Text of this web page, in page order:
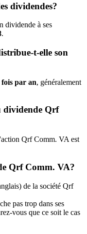
dividendes?
dividende à ses
.
t-elle son
fois par an, généralement
dividende Qrf
Qrf Comm. VA est
Qrf Comm. VA?
de la société Qrf
pas trop dans ses
vous que ce soit le cas